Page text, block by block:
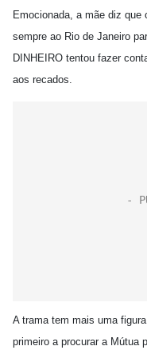
Emocionada, a mãe diz
sempre ao Rio de Janeiro
DINHEIRO tentou fazer
aos recados.
A trama tem mais uma
primeiro a procurar a Mútua